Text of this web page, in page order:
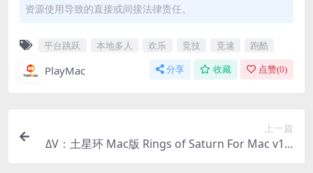
资源使用导致的直接或间接法律责任。
平台跳跃 本地多人 欢乐 竞技 竞速 跑酷
PlayMac 分享 收藏 点赞(0)
上一篇
ΔV：土星环 Mac版 Rings of Saturn For Mac v1.8